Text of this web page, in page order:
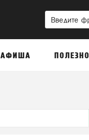
АФИША ПОЛЕЗНО